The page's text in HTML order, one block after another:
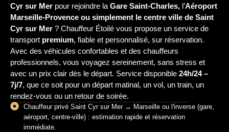
Cyr sur Mer pour rejoindre la Gare Saint-Charles, l’Aéroport
Marseille-Provence ou simplement le centre ville de Saint
Cyr sur Mer ? Chauffeur Étoilé vous propose un service de
transport premium, fiable et personnalisé, sur réservation.
Avec des véhicules confortables et des chauffeurs
professionnels, vous voyagez sereinement, sans stress et
avec un prix clair dès le départ. Service disponible 24h/24 –
7j/7, que ce soit pour un départ matinal, un vol, un train, un
rendez-vous ou un retour de soirée.
Chauffeur privé Saint Cyr sur Mer → Marseille ou l'inverse (gare,
aéroport, centre-ville) : estimation rapide et réservation
immédiate.